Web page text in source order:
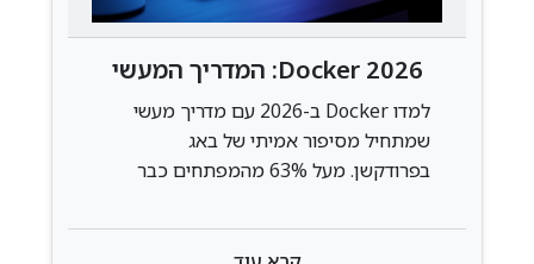
Docker 2026: המדריך המעשי
שישנה את הדרך שבה אתם
מפתחיםלמדו Docker ב-2026 עם מדריך מעשי
שמתחיל מסיפור אמיתי של באג
בפרודקשן. מעל 63% מהמפתחים כבר
תתחילו.